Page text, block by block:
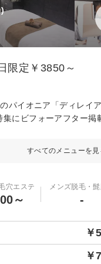
)
限定￥3850～
パイオニア「ディレイ
にビフォーアフター掲
すべてのメニューを見
穴エステ
～
メンズ脱毛・
-
￥
￥